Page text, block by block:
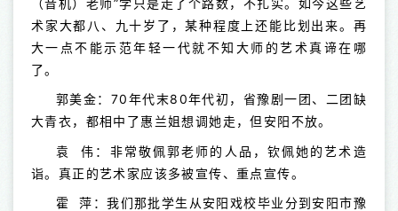
术家大都八、九十岁了，某种程度上还能比划出来。再
大一点不能示范年轻一代就不知大师的艺术真谛在哪
了。
郭美金：70年代末80年代初，省豫剧一团、二团缺
大青衣，都相中了惠兰姐想调她走，但安阳不放。
袁 伟：非常敬佩郭老师的人品，钦佩她的艺术造
诣。真正的艺术家应该多被宣传、重点宣传。
霍 萍：我们那批学生从安阳戏校毕业分到安阳市豫